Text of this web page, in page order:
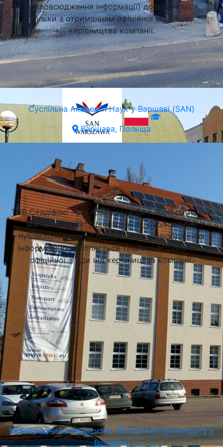
Академія Фінансів та Бізнесу Vistula у Варшаві (Vistula
University)
Варшава, Польща
Суспільна Академія Наук у Варшаві (SAN)
Варшава, Польща
Міжнародний Університет Логістики і Транспорту у
Вроцлаві
розповсюдження інформації) дозволяється
тільки з отриманням офіційної згоди від
керівництва компанії.
Підібрати університет
ТОВ Стадіфою - всі права захищені. Використання
матеріалів сайту (копіювання, дублювання,
публікація, перепублікація чи розповсюдження
інформації) дозволяється тільки з отриманням
офіційної згоди від керівництва компанії.